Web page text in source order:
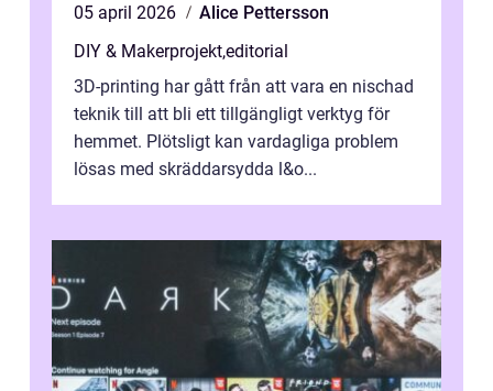
05 april 2026
Alice Pettersson
DIY & Makerprojekt,editorial
3D-printing har gått från att vara en nischad
teknik till att bli ett tillgängligt verktyg för
hemmet. Plötsligt kan vardagliga problem
lösas med skräddarsydda l&o...